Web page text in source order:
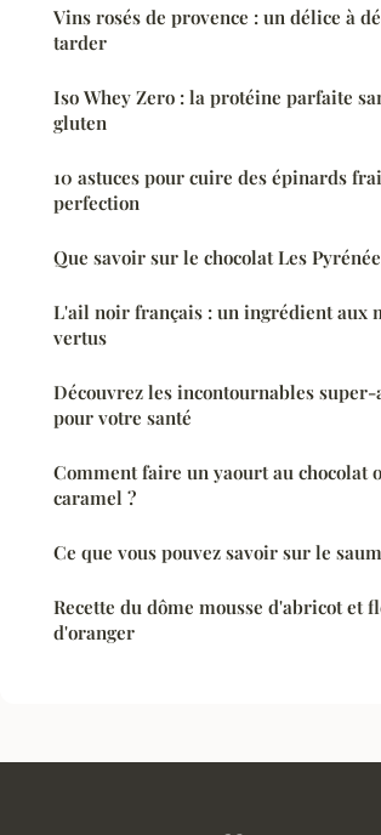
Vins rosés de provence : un délice à
tarder
Iso Whey Zero : la protéine parfaite
gluten
10 astuces pour cuire des épinards
perfection
Que savoir sur le chocolat Les
L'ail noir français : un ingrédient aux
vertus
Découvrez les incontournables
pour votre santé
Comment faire un yaourt au chocolat
caramel ?
Ce que vous pouvez savoir sur le
Recette du dôme mousse d'abricot et
d'oranger